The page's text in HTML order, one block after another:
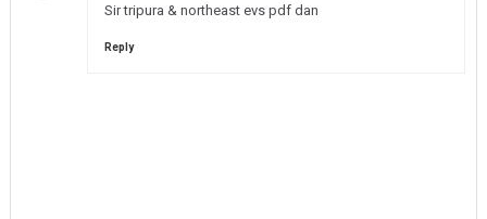
Sir tripura & northeast evs pdf dan
Reply